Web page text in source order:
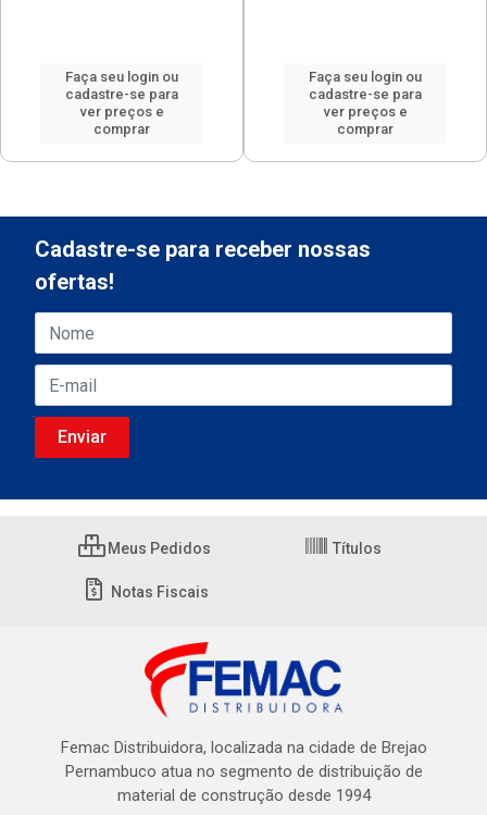
Faça seu login ou
cadastre-se para
ver preços e
comprar
Faça seu login ou
cadastre-se para
ver preços e
comprar
Cadastre-se para receber nossas
ofertas!
Meus Pedidos Títulos
Notas Fiscais
Femac Distribuidora, localizada na cidade de Brejao
Pernambuco atua no segmento de distribuição de
material de construção desde 1994